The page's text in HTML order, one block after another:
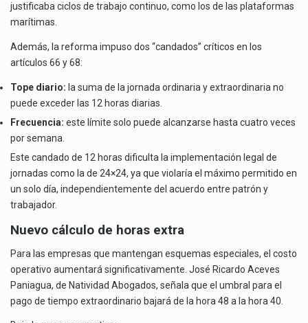
justificaba ciclos de trabajo continuo, como los de las plataformas
marítimas.
Además, la reforma impuso dos “candados” críticos en los
artículos 66 y 68:
Tope diario: la suma de la jornada ordinaria y extraordinaria no
puede exceder las 12 horas diarias.
Frecuencia: este límite solo puede alcanzarse hasta cuatro veces
por semana.
Este candado de 12 horas dificulta la implementación legal de
jornadas como la de 24×24, ya que violaría el máximo permitido en
un solo día, independientemente del acuerdo entre patrón y
trabajador.
Nuevo cálculo de horas extra
Para las empresas que mantengan esquemas especiales, el costo
operativo aumentará significativamente. José Ricardo Aceves
Paniagua, de Natividad Abogados, señala que el umbral para el
pago de tiempo extraordinario bajará de la hora 48 a la hora 40.